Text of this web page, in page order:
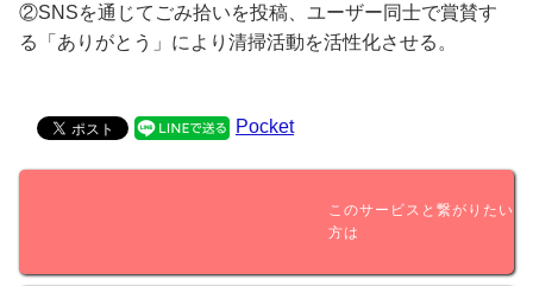
②SNSを通じてごみ拾いを投稿、ユーザー同士で賞賛す
る「ありがとう」により清掃活動を活性化させる。
Pocket
このサービスと繋がりたい
方は